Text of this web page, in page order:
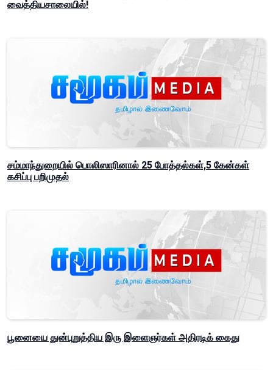
வைத்தியசாலையில்!
சம்மாந்துறையில் பொலிஸாரினால் 25 போத்தல்கள்,5 கேன்கள்
கசிப்பு பறிமுதல்
பூனையை துன்புறுத்திய இரு இளைஞர்கள் அதிரடிக் கைது